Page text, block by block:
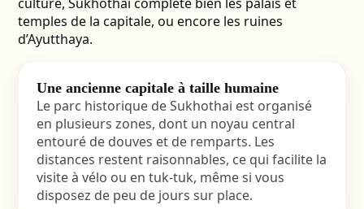
temples de la capitale, ou encore les ruines
d’Ayutthaya.
Une ancienne capitale à taille humaine
Le parc historique de Sukhothai est organisé
en plusieurs zones, dont un noyau central
entouré de douves et de remparts. Les
distances restent raisonnables, ce qui facilite la
visite à vélo ou en tuk-tuk, même si vous
disposez de peu de jours sur place.